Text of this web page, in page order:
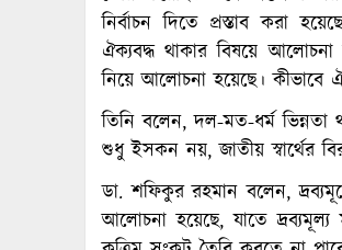
নির্বাচন দিতে প্রস্তাব করা
ঐক্যবদ্ধ থাকার বিষয়ে
নিয়ে আলোচনা হয়েছে। কীভাবে
তিনি বলেন, দল-মত-ধর্ম ভিন্নতা
শুধু ইসকন নয়, জাতীয় স্বার্থের
ডা. শফিকুর রহমান বলেন,
আলোচনা হয়েছে, যাতে